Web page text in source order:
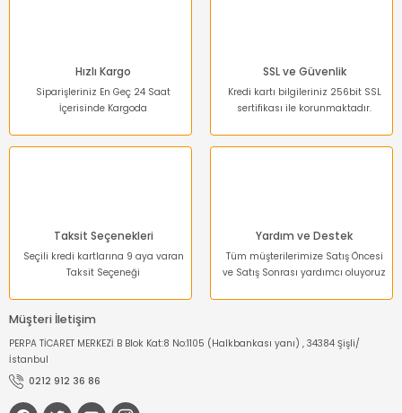
Hızlı Kargo
Siparişleriniz En Geç 24 Saat
İçerisinde Kargoda
SSL ve Güvenlik
Kredi kartı bilgileriniz 256bit SSL
sertifikası ile korunmaktadır.
Taksit Seçenekleri
Seçili kredi kartlarına 9 aya varan
Taksit Seçeneği
Yardım ve Destek
Tüm müşterilerimize Satış Öncesi
ve Satış Sonrası yardımcı oluyoruz
Müşteri İletişim
PERPA TİCARET MERKEZİ B Blok Kat:8 No:1105 (Halkbankası yanı) , 34384 Şişli/
İstanbul
0212 912 36 86